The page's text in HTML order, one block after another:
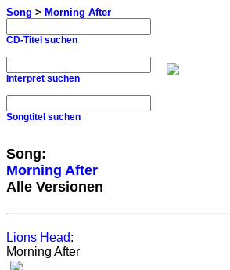
Song > Morning After
CD-Titel suchen
Interpret suchen
Songtitel suchen
Song:
Morning After
Alle Versionen
Lions Head:
Morning After